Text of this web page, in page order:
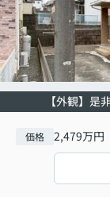
【外観】
価格 2,479万円